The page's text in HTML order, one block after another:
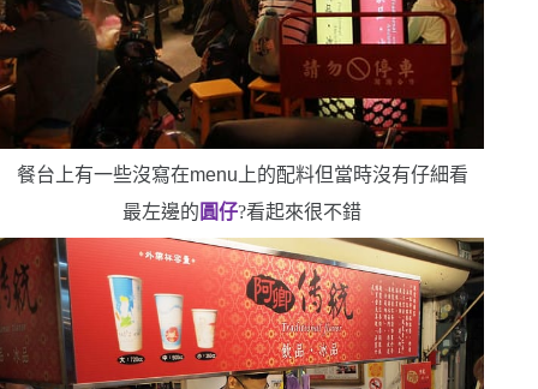
餐台上有一些沒寫在menu 上的配料但當時沒有仔細看
最左邊的 圓仔?看起來很不錯